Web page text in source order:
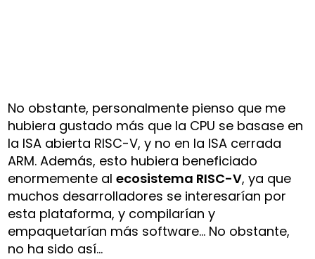
No obstante, personalmente pienso que me
hubiera gustado más que la CPU se basase en
la ISA abierta RISC-V, y no en la ISA cerrada
ARM. Además, esto hubiera beneficiado
enormemente alecosistema RISC-V, ya que
muchos desarrolladores se interesarían por
esta plataforma, y compilarían y
empaquetarían más software… No obstante,
no ha sido así…